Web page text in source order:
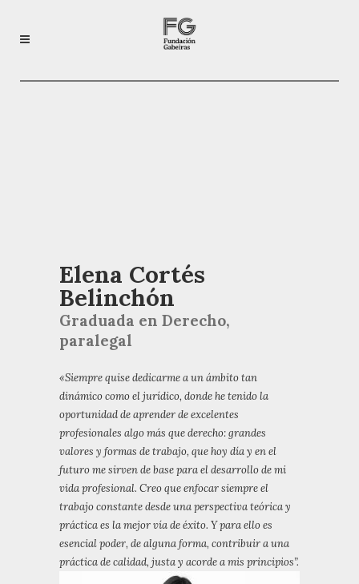
Elena Cortés
Belinchón
Graduada en Derecho,
paralegal
«Siempre quise dedicarme a un ámbito tan
dinámico como el jurídico, donde he tenido la
oportunidad de aprender de excelentes
profesionales algo más que derecho: grandes
valores y formas de trabajo, que hoy día y en el
futuro me sirven de base para el desarrollo de mi
vida profesional. Creo que enfocar siempre el
trabajo constante desde una perspectiva teórica y
práctica es la mejor vía de éxito. Y para ello es
esencial poder, de alguna forma, contribuir a una
práctica de calidad, justa y acorde a mis principios”.